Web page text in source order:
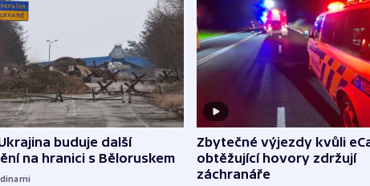
buduje další
na hranici s Běloruskem
Zbytečné výjezdy kvůli
obtěžující hovory zdržují
záchranáře